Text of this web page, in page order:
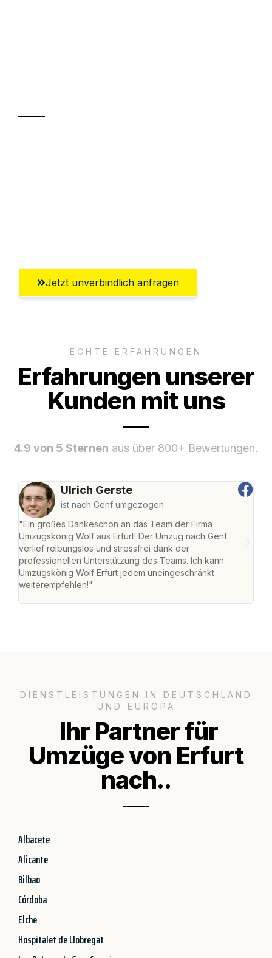
Jetzt unverbindlich anfragen
ECHTE ERFAHRUNGEN
Erfahrungen unserer
Kunden mit uns
4.9 von 5 Sternen aus über 800+ Bewertungen.
Ulrich Gerste
ist nach Genf umgezogen
"Ein großes Dankeschön an das Team der Firma
Umzugskönig Wolf aus Erfurt! Der Umzug nach Genf
verlief reibungslos und stressfrei dank der
professionellen Unterstützung des Teams. Ich kann
Umzugskönig Wolf Erfurt jedem uneingeschränkt
weiterempfehlen!"
DIENSTLEISTUNGEN IN DEUTSCHLAND
UND EUROPA
Ihr Partner für
Umzüge von Erfurt
nach..
Albacete
Alicante
Bilbao
Córdoba
Elche
Hospitalet de Llobregat